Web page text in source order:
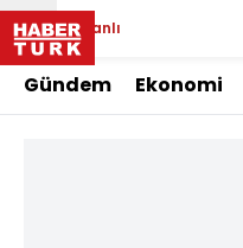
Canlı
Gündem Ekonomi